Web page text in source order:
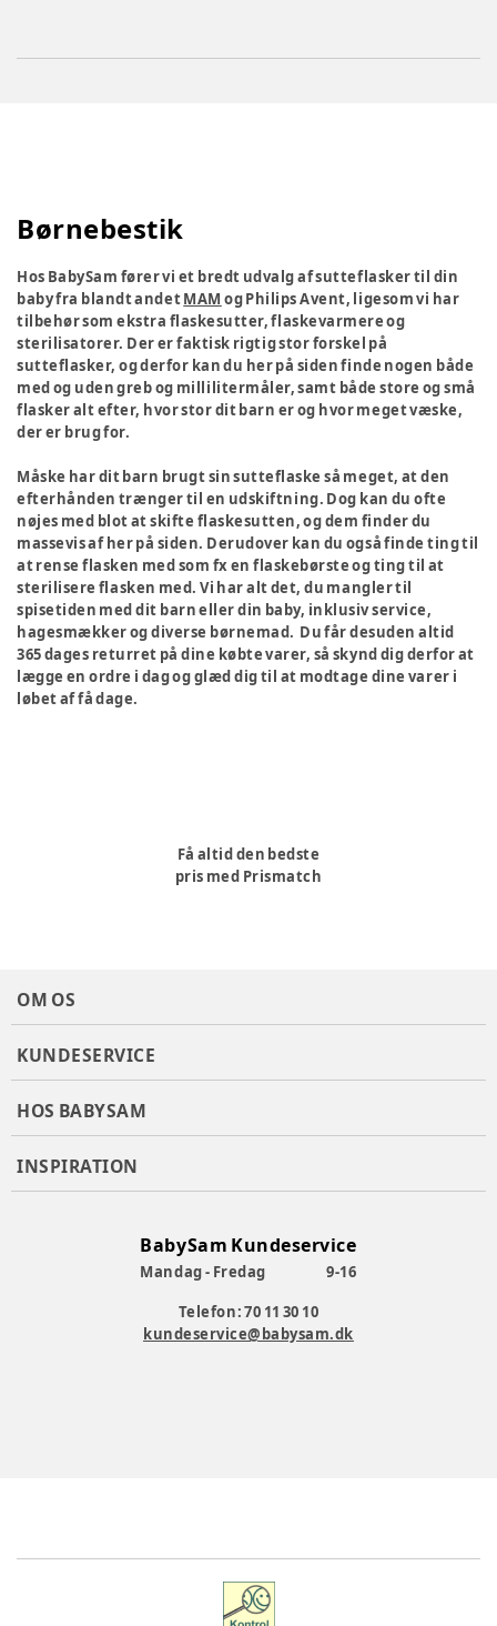
Børnebestik
Hos BabySam fører vi et bredt udvalg af sutteflasker til din
baby fra blandt andetMAM og Philips Avent, ligesom vi har
tilbehør som ekstra flaskesutter, flaskevarmere og
sterilisatorer. Der er faktisk rigtig stor forskel på
sutteflasker, og derfor kan du her på siden finde nogen både
med og uden greb og millilitermåler, samt både store og små
flasker alt efter, hvor stor dit barn er og hvor meget væske,
der er brug for.
Måske har dit barn brugt sin sutteflaske så meget, at den
efterhånden trænger til en udskiftning. Dog kan du ofte
nøjes med blot at skifte flaskesutten, og dem finder du
massevis af her på siden. Derudover kan du også finde ting til
at rense flasken med som fx en flaskebørste og ting til at
sterilisere flasken med. Vi har alt det, du mangler til
spisetiden med dit barn eller din baby, inklusiv service,
hagesmækker og diverse børnemad. Du får desuden altid
365 dages returret på dine købte varer, så skynd dig derfor at
lægge en ordre i dag og glæd dig til at modtage dine varer i
løbet af få dage.
Få altid den bedste
pris med Prismatch
OM OS
KUNDESERVICE
HOS BABYSAM
INSPIRATION
BabySam Kundeservice
Mandag - Fredag
9-16
Telefon: 70 11 30 10
kundeservice@babysam.dk